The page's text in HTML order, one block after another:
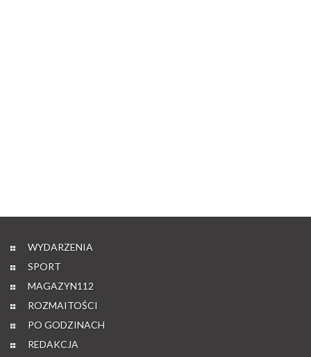
WYDARZENIA
SPORT
MAGAZYN112
ROZMAITOŚCI
PO GODZINACH
REDAKCJA